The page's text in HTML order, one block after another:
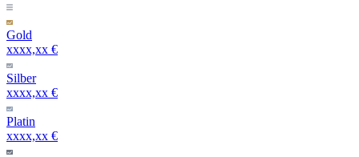
Gold
xxxx,xx €
Silber
xxxx,xx €
Platin
xxxx,xx €